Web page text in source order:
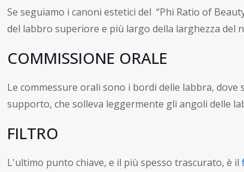
Se seguiamo i canoni estetici del “Phi Ratio of
del labbro superiore e più largo della larghezza del
COMMISSIONE ORALE
Le commessure orali sono i bordi delle labbra,
supporto, che solleva leggermente gli angoli delle
FILTRO
L'ultimo punto chiave, e il più spesso trascurato, è il